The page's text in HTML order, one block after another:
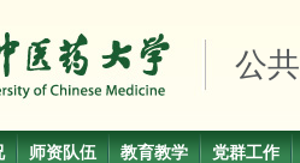
公
师资队伍 教育教学 党群工作